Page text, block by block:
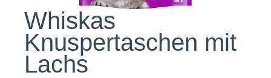
Whiskas
Knuspertaschen mit
Lachs